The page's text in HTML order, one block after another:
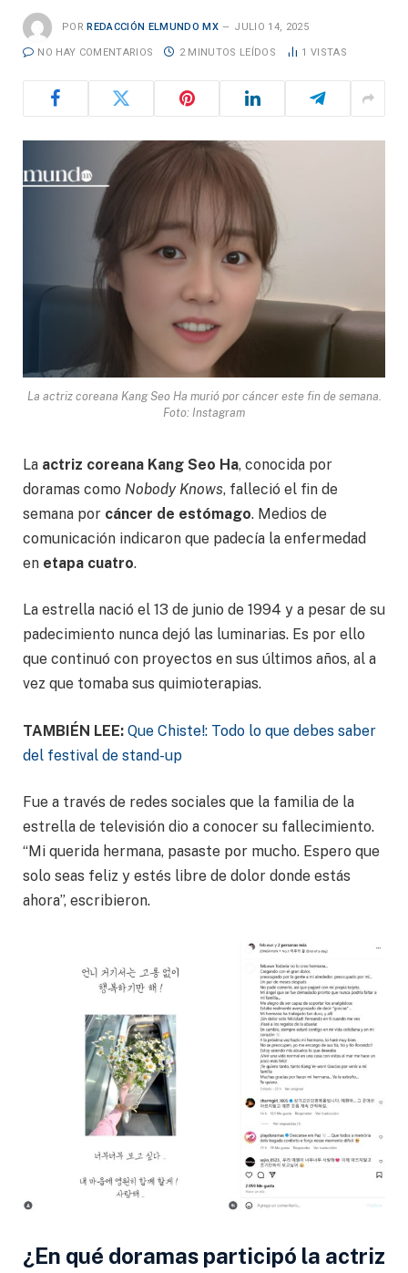
POR REDACCIÓN ELMUNDO MX JULIO 14, 2025
NO HAY COMENTARIOS 2 MINUTOS LEÍDOS 1 VISTAS
La actriz coreana Kang Seo Ha murió por cáncer este fin de semana.
Foto: Instagram
La actriz coreana Kang Seo Ha, conocida por
doramas como Nobody Knows, falleció el fin de
semana por cáncer de estómago. Medios de
comunicación indicaron que padecía la enfermedad
en etapa cuatro.
La estrella nació el 13 de junio de 1994 y a pesar de su
padecimiento nunca dejó las luminarias. Es por ello
que continuó con proyectos en sus últimos años, al a
vez que tomaba sus quimioterapias.
TAMBIÉN LEE: Que Chiste!: Todo lo que debes saber
del festival de stand-up
Fue a través de redes sociales que la familia de la
estrella de televisión dio a conocer su fallecimiento.
“Mi querida hermana, pasaste por mucho. Espero que
solo seas feliz y estés libre de dolor donde estás
ahora”, escribieron.
¿En qué doramas participó la actriz